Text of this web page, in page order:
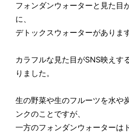
フォンダンウォーターと見た目
に、
デトックスウォーターがあります
カラフルな見た目がSNS映えす
りました。
生の野菜や生のフルーツを水や
ンクのことですが、
一方のフォンダンウォーターは